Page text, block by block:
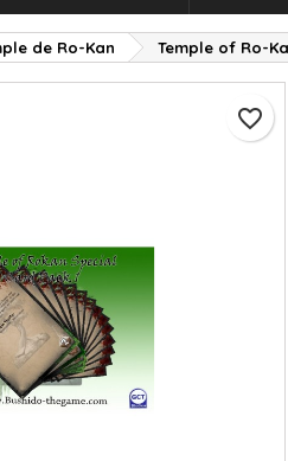
de Ro-Kan Temple of Ro-
favorite_border